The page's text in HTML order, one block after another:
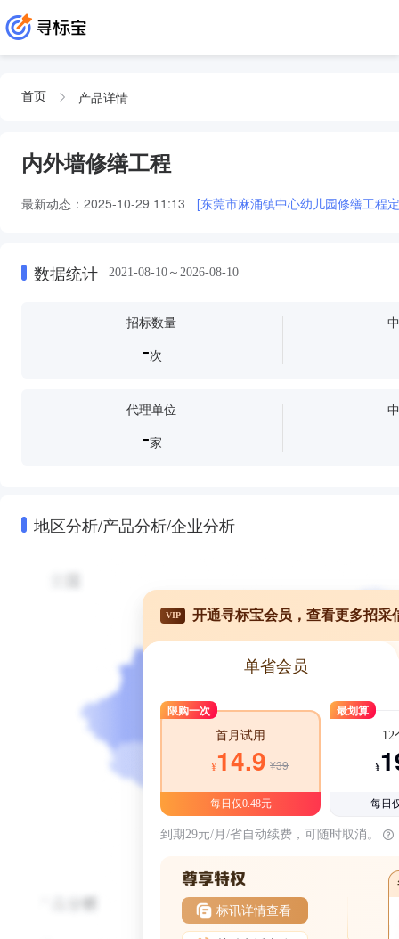
首页 产品详情
内外墙修缮工程
最新动态： 2025-10-29 11:13 [东莞市麻涌镇中心幼儿园修缮工程
数据统计 2021-08-10～2026-08-10
招标数量
-次
代理单位
-家
地区分析/产品分析/企业分析
VIP 开通寻标宝会员，查看更多招采
单省会员
限购一次
首月试用
¥14.9 ¥39
每日仅0.48元
最划算
12
¥
每日
到期29元/月/省自动续费，可随时取消。
标讯详情查看